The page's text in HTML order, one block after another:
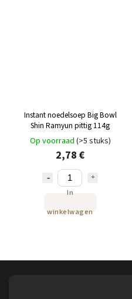
Instant noedelsoep Big Bowl
Shin Ramyun pittig 114g
Op voorraad (>5 stuks)
2,78 €
In
winkelwagen